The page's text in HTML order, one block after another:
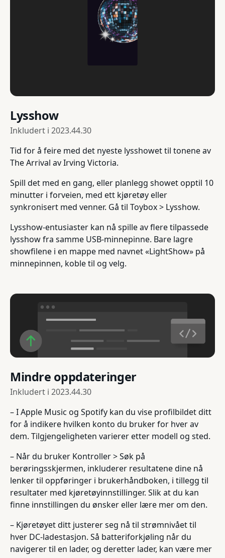
Lysshow
Inkludert i 2023.44.30
Tid for å feire med det nyeste lysshowet til tonene av
The Arrival av Irving Victoria.
Spill det med en gang, eller planlegg showet opptil 10
minutter i forveien, med ett kjøretøy eller
synkronisert med venner. Gå til Toybox > Lysshow.
Lysshow-entusiaster kan nå spille av flere tilpassede
lysshow fra samme USB-minnepinne. Bare lagre
showfilene i en mappe med navnet «LightShow» på
minnepinnen, koble til og velg.
Mindre oppdateringer
Inkludert i 2023.44.30
– I Apple Music og Spotify kan du vise profilbildet ditt
for å indikere hvilken konto du bruker for hver av
dem. Tilgjengeligheten varierer etter modell og sted.
– Når du bruker Kontroller > Søk på
berøringsskjermen, inkluderer resultatene dine nå
lenker til oppføringer i brukerhåndboken, i tillegg til
resultater med kjøretøyinnstillinger. Slik at du kan
finne innstillingen du ønsker eller lære mer om den.
– Kjøretøyet ditt justerer seg nå til strømnivået til
hver DC-ladestasjon. Så batteriforkjøling når du
navigerer til en lader, og deretter lader, kan være mer